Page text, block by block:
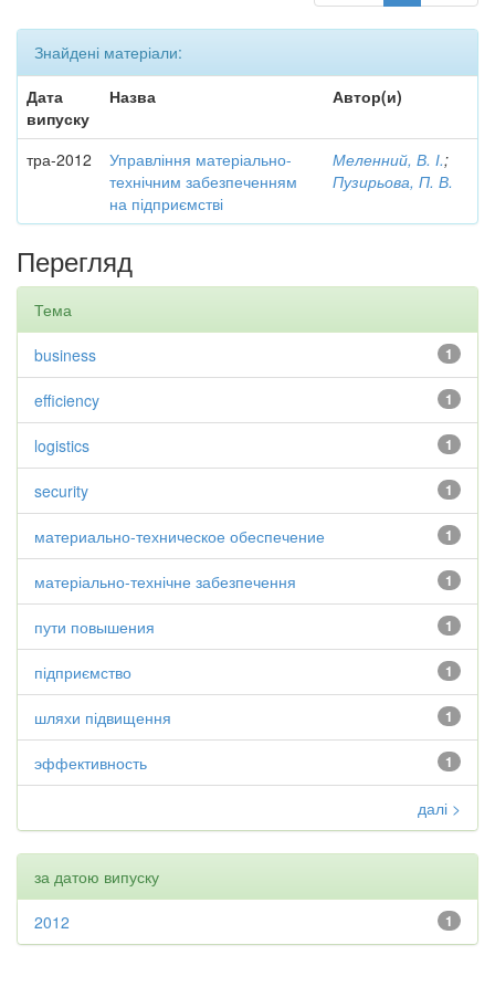
Знайдені матеріали:
Дата
випуску
Назва Автор(и)
тра-2012
Управління матеріально-
технічним забезпеченням
на підприємстві
Меленний, В. І.;
Пузирьова, П. В.
Перегляд
Тема
1
business
1
efficiency
1
logistics
1
security
1
материально-техническое обеспечение
1
матеріально-технічне забезпечення
1
пути повышения
1
підприємство
1
шляхи підвищення
1
эффективность
далі >
за датою випуску
1
2012